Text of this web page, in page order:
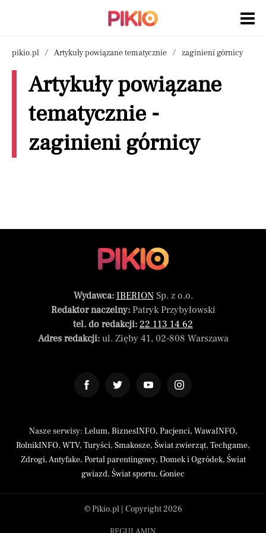
pikio.pl Artykuły powiązane tematycznie zaginieni górnicy
Artykuły powiązane
tematycznie -
zaginieni górnicy
Wydawca: IBERIONSp. z o.o.
Redaktor naczelny:Patryk Przybyłowski
tel. do redakcji: 22 113 14 62
Adres redakcji:ul. Zięby 41, 02-808 Warszawa
Nasze serwisy: Lelum, BiznesINFO, Pacjenci, WawaINFO,
RolnikINFO, WTV, Turyści, Smakosze, Świat zwierząt, Techgame,
Zdrogi,Antyfake, Portal parentingowy, Domek i Ogródek, Świat
gwiazd, Świat sportu, Goniec
© Pikio.pl | Copyright 2026